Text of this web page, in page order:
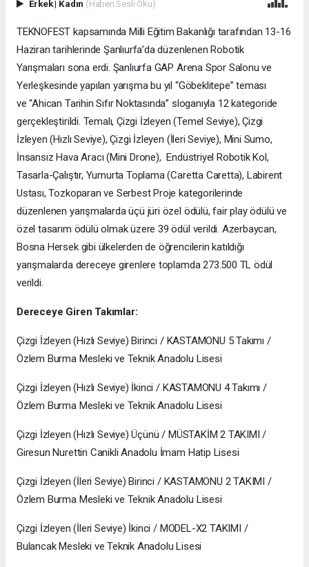
Erkek| Kadın (Haberi Sesli Oku)
TEKNOFEST kapsamında Milli Eğitim Bakanlığı tarafından 13-16
Haziran tarihlerinde Şanlıurfa’da düzenlenen Robotik
Yarışmaları sona erdi. Şanlıurfa GAP Arena Spor Salonu ve
Yerleşkesinde yapılan yarışma bu yıl “Göbeklitepe” teması
ve “Ahican Tarihin Sıfır Noktasında” sloganıyla 12 kategoride
gerçekleştirildi. Temalı, Çizgi İzleyen (Temel Seviye), Çizgi
İzleyen (Hızlı Seviye), Çizgi İzleyen (İleri Seviye), Mini Sumo,
İnsansız Hava Aracı (Mini Drone), Endüstriyel Robotik Kol,
Tasarla-Çalıştır, Yumurta Toplama (Caretta Caretta), Labirent
Ustası, Tozkoparan ve Serbest Proje kategorilerinde
düzenlenen yarışmalarda üçü jüri özel ödülü, fair play ödülü ve
özel tasarım ödülü olmak üzere 39 ödül verildi. Azerbaycan,
Bosna Hersek gibi ülkelerden de öğrencilerin katıldığı
yarışmalarda dereceye girenlere toplamda 273.500 TL ödül
verildi.
Dereceye Giren Takımlar:
Çizgi İzleyen (Hızlı Seviye) Birinci / KASTAMONU 5 Takımı /
Özlem Burma Mesleki ve Teknik Anadolu Lisesi
Çizgi İzleyen (Hızlı Seviye) İkinci / KASTAMONU 4 Takımı /
Özlem Burma Mesleki ve Teknik Anadolu Lisesi
Çizgi İzleyen (Hızlı Seviye) Üçünü / MÜSTAKİM 2 TAKIMI /
Giresun Nurettin Canikli Anadolu İmam Hatip Lisesi
Çizgi İzleyen (İleri Seviye) Birinci / KASTAMONU 2 TAKIMI /
Özlem Burma Mesleki ve Teknik Anadolu Lisesi
Çizgi İzleyen (İleri Seviye) İkinci / MODEL-X2 TAKIMI /
Bulancak Mesleki ve Teknik Anadolu Lisesi